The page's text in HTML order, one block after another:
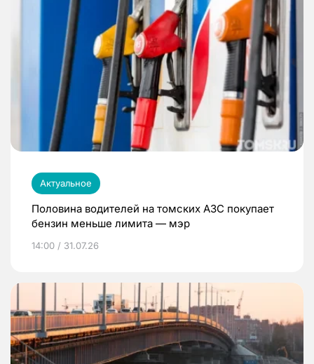
Актуальное
Половина водителей на томских АЗС покупает
бензин меньше лимита — мэр
14:00 / 31.07.26